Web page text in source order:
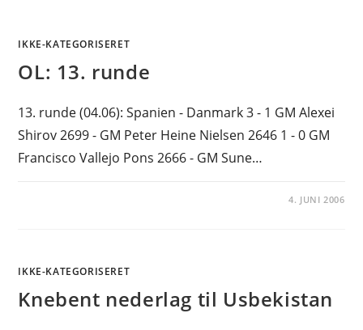
IKKE-KATEGORISERET
OL: 13. runde
13. runde (04.06): Spanien - Danmark 3 - 1 GM Alexei
Shirov 2699 - GM Peter Heine Nielsen 2646 1 - 0 GM
Francisco Vallejo Pons 2666 - GM Sune…
4. JUNI 2006
IKKE-KATEGORISERET
Knebent nederlag til Usbekistan